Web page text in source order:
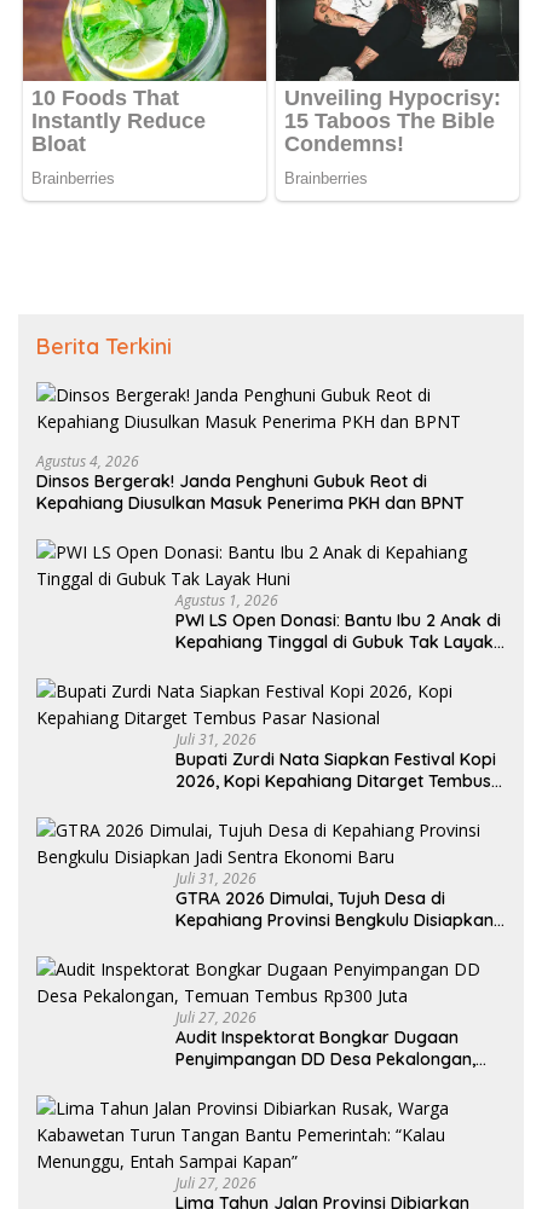
Berita Terkini
Agustus 4, 2026
Dinsos Bergerak! Janda Penghuni Gubuk Reot di
Kepahiang Diusulkan Masuk Penerima PKH dan BPNT
Agustus 1, 2026
PWI LS Open Donasi: Bantu Ibu 2 Anak di
Kepahiang Tinggal di Gubuk Tak Layak
Juli 31, 2026
Bupati Zurdi Nata Siapkan Festival Kopi
2026, Kopi Kepahiang Ditarget Tembus
Juli 31, 2026
GTRA 2026 Dimulai, Tujuh Desa di
Kepahiang Provinsi Bengkulu Disiapkan
Juli 27, 2026
Audit Inspektorat Bongkar Dugaan
Penyimpangan DD Desa Pekalongan,
Juli 27, 2026
Lima Tahun Jalan Provinsi Dibiarkan